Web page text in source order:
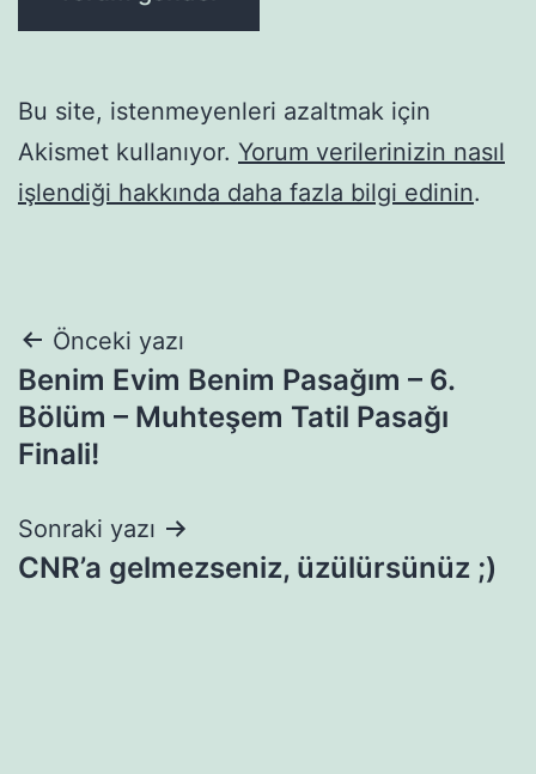
Bu site, istenmeyenleri azaltmak için
Akismet kullanıyor. Yorum verilerinizin nasıl
işlendiği hakkında daha fazla bilgi edinin.
Yazı
gezinmesi
Önceki yazı
Benim Evim Benim Pasağım – 6.
Bölüm – Muhteşem Tatil Pasağı
Finali!
Sonraki yazı
CNR’a gelmezseniz, üzülürsünüz ;)